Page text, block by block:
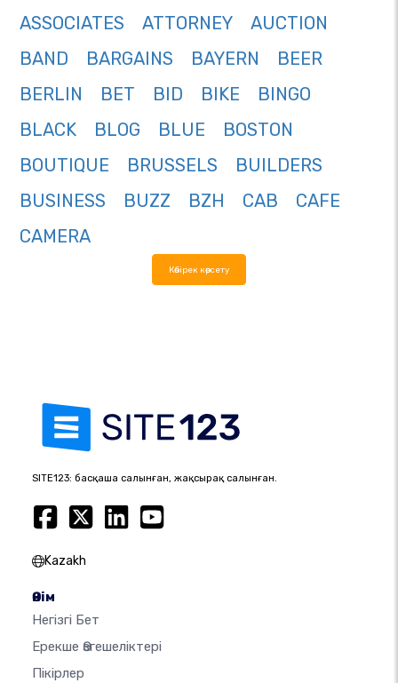
ASSOCIATES
ATTORNEY
AUCTION
BAND
BARGAINS BAYERN
BEER
BERLIN
BET BID BIKE
BINGO
BLACK
BLOG BLUE
BOSTON
BOUTIQUE
BRUSSELS
BUILDERS
BUSINESS
BUZZ BZH CAB
CAFE
CAMERA
Көбірек көрсету
SITE123: басқаша салынған, жақсырақ салынған.
Kazakh
Өнім
Негізгі Бет
Ерекше Өзгешеліктері
Пікірлер